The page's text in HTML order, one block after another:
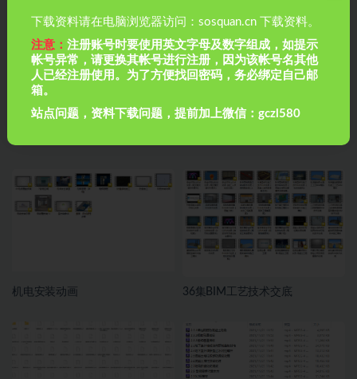
机电安装动画 36集BIM工艺技术交底
下载资料请在电脑浏览器访问：sosquan.cn 下载资料。
注意：注册账号时要使用英文字母及数字组成，如提示
帐号异常，请更换其帐号进行注册，因为该帐号名其他
人已经注册使用。为了方便找回密码，务必绑定自己邮
箱。
站点问题，资料下载问题，提前加上微信：gczl580